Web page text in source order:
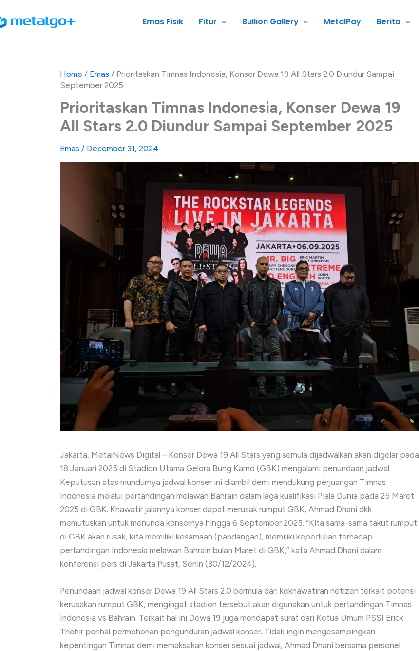
to
Emas Fisik Fitur Bullion Gallery MetalPay Berita
Home / Emas / Prioritaskan Timnas Indonesia, Konser Dewa 19 All Stars 2.0 Diundur Sampai
September 2025
Prioritaskan Timnas Indonesia, Konser Dewa 19
All Stars 2.0 Diundur Sampai September 2025
Emas / December 31, 2024
Jakarta, MetalNews Digital – Konser Dewa 19 All Stars yang semula dijadwalkan akan digelar pada
18 Januari 2025 di Stadion Utama Gelora Bung Karno (GBK) mengalami penundaan jadwal.
Keputusan atas mundurnya jadwal konser ini diambil demi mendukung perjuangan Timnas
Indonesia melalui pertandingan melawan Bahrain dalam laga kualifikasi Piala Dunia pada 25 Maret
2025 di GBK. Khawatir jalannya konser dapat merusak rumput GBK, Ahmad Dhani dkk
memutuskan untuk menunda konsernya hingga 6 September 2025. “Kita sama-sama takut rumput
di GBK akan rusak, kita memiliki kesamaan (pandangan), memiliki kepedulian terhadap
pertandingan Indonesia melawan Bahrain bulan Maret di GBK,” kata Ahmad Dhani dalam
konferensi pers di Jakarta Pusat, Senin (30/12/2024).
Penundaan jadwal konser Dewa 19 All Stars 2.0 bermula dari kekhawatiran netizen terkait potensi
kerusakan rumput GBK, mengingat stadion tersebut akan digunakan untuk pertandingan Timnas
Indonesia vs Bahrain. Terkait hal ini Dewa 19 juga mendapat surat dari Ketua Umum PSSI Erick
Thohir perihal permohonan pengunduran jadwal konser. Tidak ingin mengesampingkan
kepentingan Timnas demi memaksakan konser sesuai jadwal, Ahmad Dhani bersama personel